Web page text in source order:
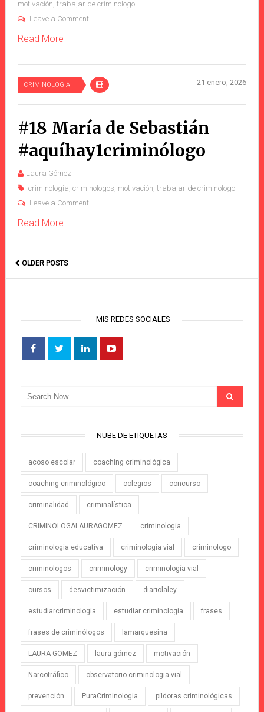
motivación trabajar de criminologo
Leave a Comment
Read More
CRIMINOLOGIA 21 enero, 2026
#18 María de Sebastián
#aquíhay1criminólogo
Laura Gómez
criminologia criminologos motivación trabajar de criminologo
Leave a Comment
Read More
OLDER POSTS
MIS REDES SOCIALES
NUBE DE ETIQUETAS
acoso escolar coaching criminológica
coaching criminológico colegios concurso
criminalidad criminalística
CRIMINOLOGALAURAGOMEZ criminologia
criminologia educativa criminologia vial criminologo
criminologos criminology criminología vial
cursos desvictimización diariolaley
estudiarcriminologia estudiar criminologia frases
frases de criminólogos lamarquesina
LAURA GOMEZ laura gómez motivación
Narcotráfico observatorio criminologia vial
prevención PuraCriminologia píldoras criminológicas